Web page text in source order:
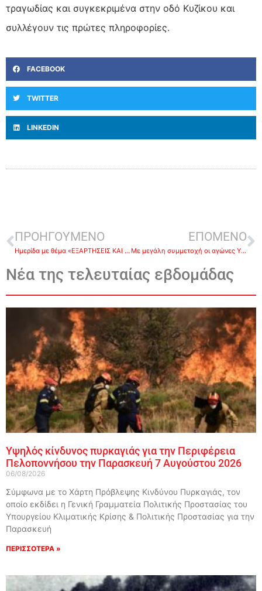
τραγωδίας και συγκεκριμένα στην οδό Κυζίκου και
συλλέγουν τις πρώτες πληροφορίες.
FACEBOOK
TWITTER
LINKEDIN
ΠΡΟΗΓΟΥΜΕΝΟ
Hμερίδα με θέμα «ΕΞΑΡΤΗΣΕΙΣ ΚΑΙ ΠΡΟΛΗΨΗ ΣΤΗΝ ΣΥΓΧΡΟΝΗ ΕΠΟΧΗ»
ΕΠΟΜΕΝΟ
Με μεγάλη συμμετοχή οι αγώνες Υδατοσφαίρισης του 2ου Σχολικού πρωταθλήματος στο Ναύπλιο
Νέα της τελευταίας εβδομάδας
Υψηλός κίνδυνος πυρκαγιάς για την Περιφέρεια
Πελοποννήσου την Παρασκευή 7 Αυγούστου 2026
06/08/2026
Σύμφωνα με το Χάρτη Πρόβλεψης Κινδύνου Πυρκαγιάς, τον
οποίο εκδίδει η Γενική Γραμματεία Πολιτικής Προστασίας του
Υπουργείου Κλιματικής Κρίσης & Πολιτικής Προστασίας για την
Παρασκευή
ΠΕΡΙΣΣΟΤΕΡΑ »